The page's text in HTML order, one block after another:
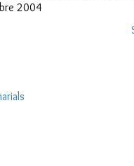
2004